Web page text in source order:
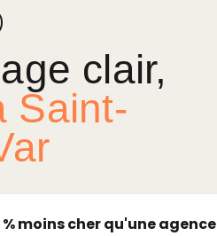
clair,
Saint-
% moins cher qu'une agence